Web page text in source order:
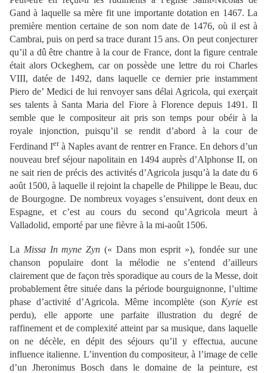
Gand à laquelle sa mère fit une importante dotation en 1467. La
première mention certaine de son nom date de 1476, où il est à
Cambrai, puis on perd sa trace durant 15 ans. On peut conjecturer
qu’il a dû être chantre à la cour de France, dont la figure centrale
était alors Ockeghem, car on possède une lettre du roi Charles
VIII, datée de 1492, dans laquelle ce dernier prie instamment
Piero de’ Medici de lui renvoyer sans délai Agricola, qui exerçait
ses talents à Santa Maria del Fiore à Florence depuis 1491. Il
semble que le compositeur ait pris son temps pour obéir à la
royale injonction, puisqu’il se rendit d’abord à la cour de
Ferdinand Ierà Naples avant de rentrer en France. En dehors d’un
nouveau bref séjour napolitain en 1494 auprès d’Alphonse II, on
ne sait rien de précis des activités d’Agricola jusqu’à la date du 6
août 1500, à laquelle il rejoint la chapelle de Philippe le Beau, duc
de Bourgogne. De nombreux voyages s’ensuivent, dont deux en
Espagne, et c’est au cours du second qu’Agricola meurt à
Valladolid, emporté par une fièvre à la mi-août 1506.
La Missa In myne Zyn (« Dans mon esprit »), fondée sur une
chanson populaire dont la mélodie ne s’entend d’ailleurs
clairement que de façon très sporadique au cours de la Messe, doit
probablement être située dans la période bourguignonne, l’ultime
phase d’activité d’Agricola. Même incomplète (son Kyrie est
perdu), elle apporte une parfaite illustration du degré de
raffinement et de complexité atteint par sa musique, dans laquelle
on ne décèle, en dépit des séjours qu’il y effectua, aucune
influence italienne. L’invention du compositeur, à l’image de celle
d’un Jheronimus Bosch dans le domaine de la peinture, est